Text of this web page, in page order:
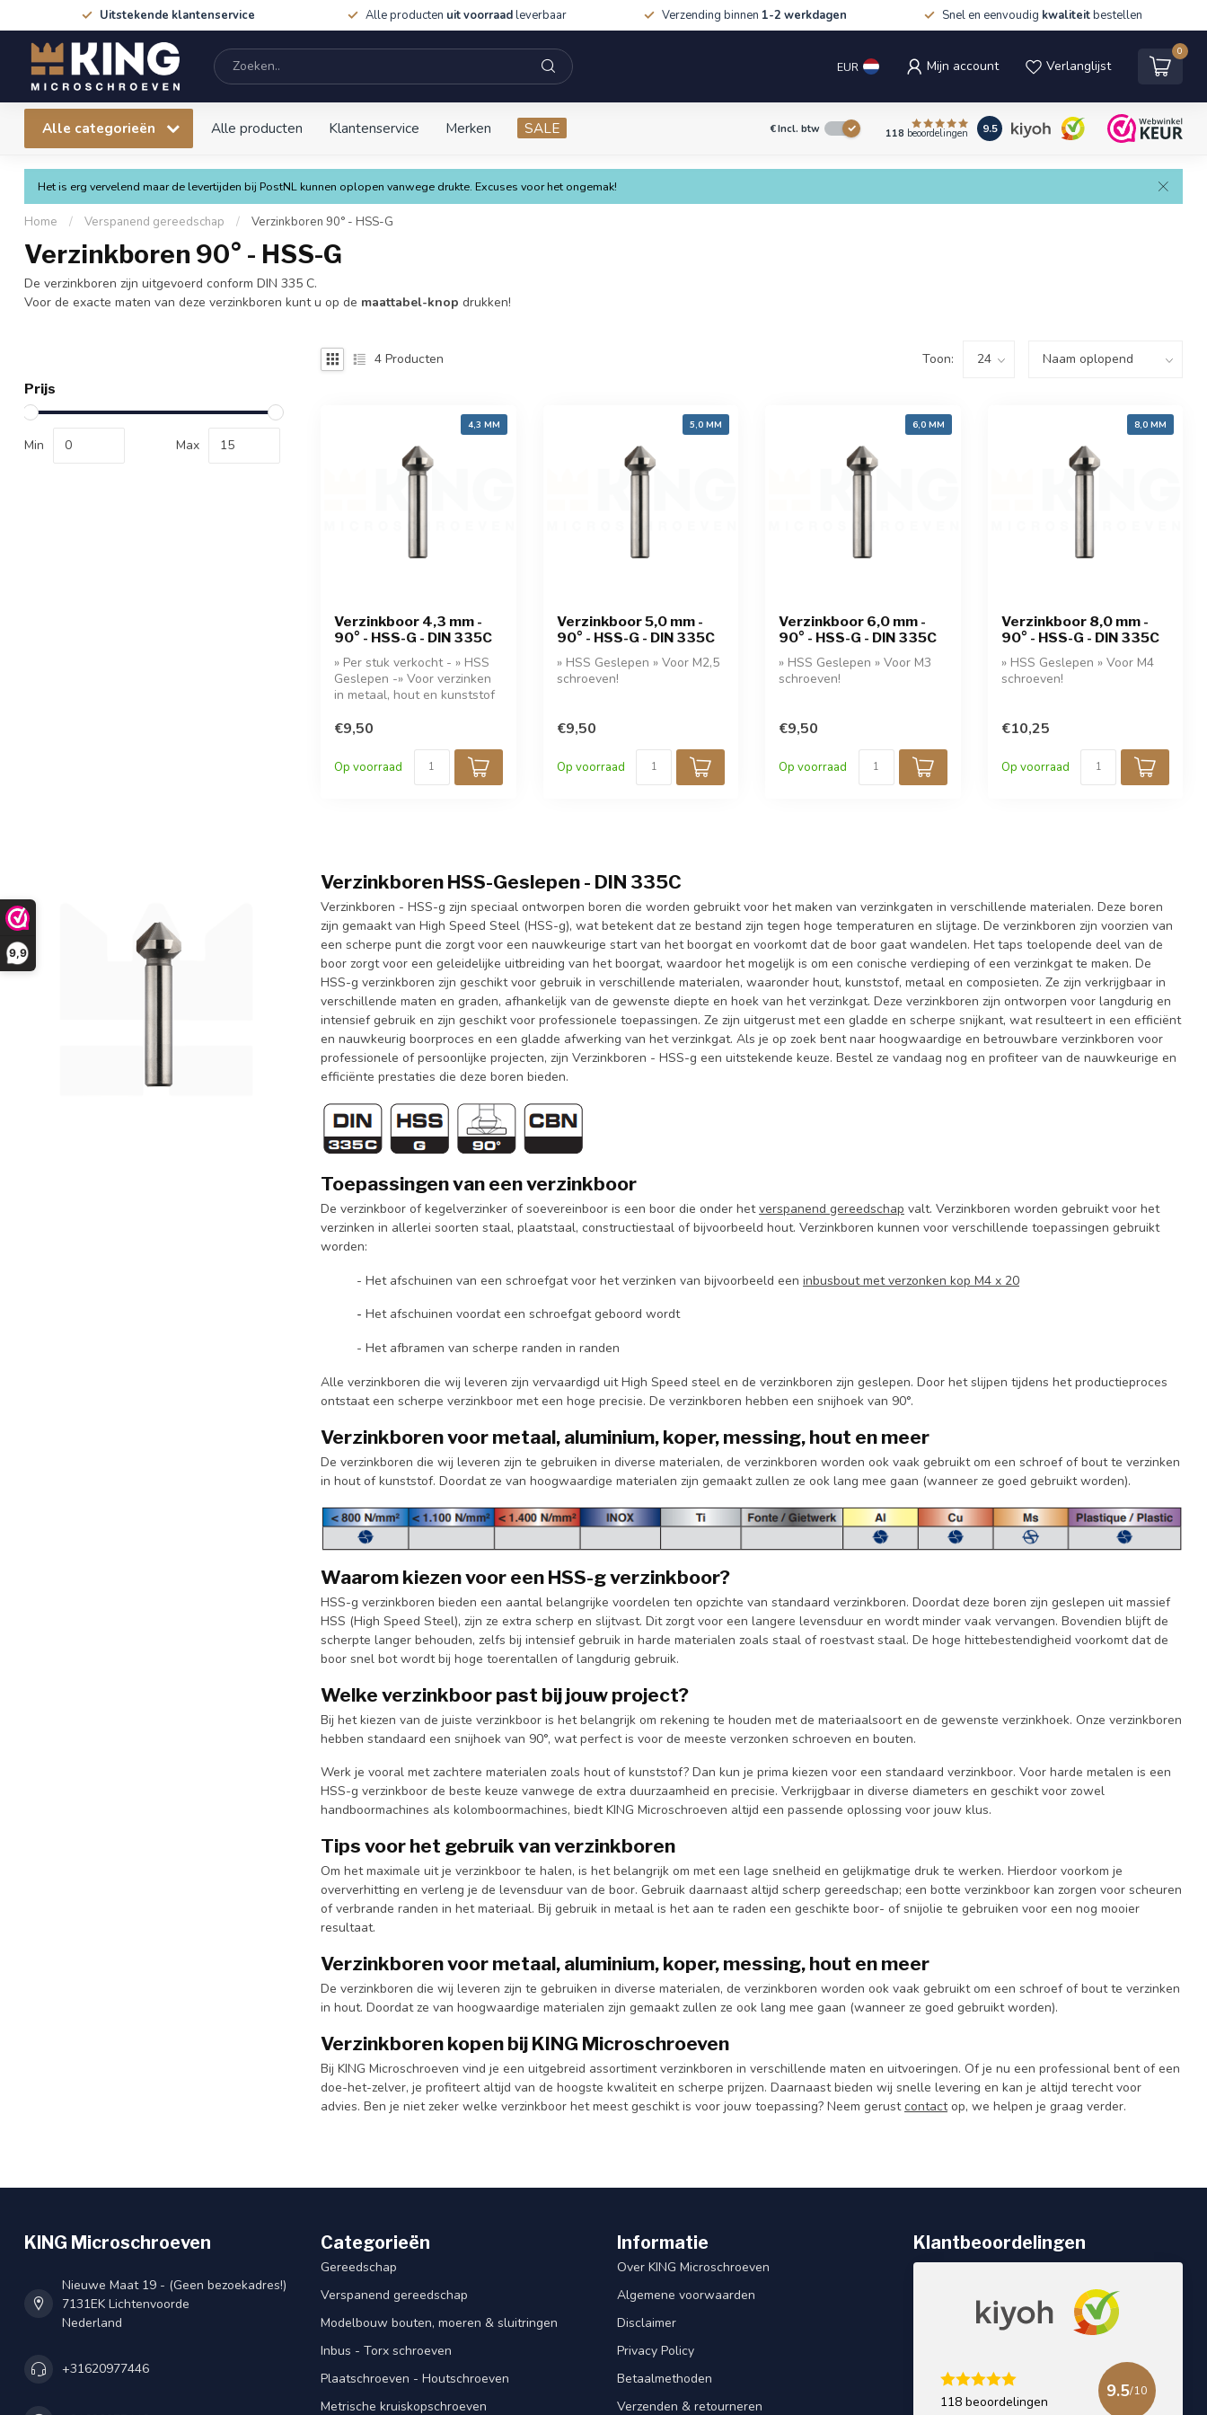
9,9
Uitstekende klantenservice Alle producten uit voorraadleverbaar Verzending binnen 1-2 werkdagen Snel en eenvoudig kwaliteitbestellen
EUR Mijn account Verlanglijst
0
Alle categorieën Alle producten Klantenservice Merken SALE €Incl. btw 118 beoordelingen 9.5
Het is erg vervelend maar de levertijden bij PostNL kunnen oplopen vanwege drukte. Excuses voor het ongemak!
Home / Verspanend gereedschap / Verzinkboren 90° - HSS-G
Verzinkboren 90° - HSS-G
De verzinkboren zijn uitgevoerd conform DIN 335 C.
Voor de exacte maten van deze verzinkboren kunt u op de maattabel-knop drukken!
Prijs
Min Max
4 Producten Toon:
4,3 MM
Verzinkboor 4,3 mm -
90° - HSS-G - DIN 335C
» Per stuk verkocht - » HSS
Geslepen -» Voor verzinken
in metaal, hout en kunststof
€9,50
Op voorraad
5,0 MM
Verzinkboor 5,0 mm -
90° - HSS-G - DIN 335C
» HSS Geslepen » Voor M2,5
schroeven!
€9,50
Op voorraad
6,0 MM
Verzinkboor 6,0 mm -
90° - HSS-G - DIN 335C
» HSS Geslepen » Voor M3
schroeven!
€9,50
Op voorraad
8,0 MM
Verzinkboor 8,0 mm -
90° - HSS-G - DIN 335C
» HSS Geslepen » Voor M4
schroeven!
€10,25
Op voorraad
Verzinkboren HSS-Geslepen - DIN 335C
Verzinkboren - HSS-g zijn speciaal ontworpen boren die worden gebruikt voor het maken van verzinkgaten in verschillende materialen. Deze boren
zijn gemaakt van High Speed Steel (HSS-g), wat betekent dat ze bestand zijn tegen hoge temperaturen en slijtage. De verzinkboren zijn voorzien van
een scherpe punt die zorgt voor een nauwkeurige start van het boorgat en voorkomt dat de boor gaat wandelen. Het taps toelopende deel van de
boor zorgt voor een geleidelijke uitbreiding van het boorgat, waardoor het mogelijk is om een conische verdieping of een verzinkgat te maken. De
HSS-g verzinkboren zijn geschikt voor gebruik in verschillende materialen, waaronder hout, kunststof, metaal en composieten. Ze zijn verkrijgbaar in
verschillende maten en graden, afhankelijk van de gewenste diepte en hoek van het verzinkgat. Deze verzinkboren zijn ontworpen voor langdurig en
intensief gebruik en zijn geschikt voor professionele toepassingen. Ze zijn uitgerust met een gladde en scherpe snijkant, wat resulteert in een efficiënt
en nauwkeurig boorproces en een gladde afwerking van het verzinkgat. Als je op zoek bent naar hoogwaardige en betrouwbare verzinkboren voor
professionele of persoonlijke projecten, zijn Verzinkboren - HSS-g een uitstekende keuze. Bestel ze vandaag nog en profiteer van de nauwkeurige en
efficiënte prestaties die deze boren bieden.
Toepassingen van een verzinkboor
De verzinkboor of kegelverzinker of soevereinboor is een boor die onder hetverspanend gereedschap valt. Verzinkboren worden gebruikt voor het
verzinken in allerlei soorten staal, plaatstaal, constructiestaal of bijvoorbeeld hout. Verzinkboren kunnen voor verschillende toepassingen gebruikt
worden:
- Het afschuinen van een schroefgat voor het verzinken van bijvoorbeeld een inbusbout met verzonken kop M4 x 20
- Het afschuinen voordat een schroefgat geboord wordt
- Het afbramen van scherpe randen in randen
Alle verzinkboren die wij leveren zijn vervaardigd uit High Speed steel en de verzinkboren zijn geslepen. Door het slijpen tijdens het productieproces
ontstaat een scherpe verzinkboor met een hoge precisie. De verzinkboren hebben een snijhoek van 90°.
Verzinkboren voor metaal, aluminium, koper, messing, hout en meer
De verzinkboren die wij leveren zijn te gebruiken in diverse materialen, de verzinkboren worden ook vaak gebruikt om een schroef of bout te verzinken
in hout of kunststof. Doordat ze van hoogwaardige materialen zijn gemaakt zullen ze ook lang mee gaan (wanneer ze goed gebruikt worden).
Waarom kiezen voor een HSS-g verzinkboor?
HSS-g verzinkboren bieden een aantal belangrijke voordelen ten opzichte van standaard verzinkboren. Doordat deze boren zijn geslepen uit massief
HSS (High Speed Steel), zijn ze extra scherp en slijtvast. Dit zorgt voor een langere levensduur en wordt minder vaak vervangen. Bovendien blijft de
scherpte langer behouden, zelfs bij intensief gebruik in harde materialen zoals staal of roestvast staal. De hoge hittebestendigheid voorkomt dat de
boor snel bot wordt bij hoge toerentallen of langdurig gebruik.
Welke verzinkboor past bij jouw project?
Bij het kiezen van de juiste verzinkboor is het belangrijk om rekening te houden met de materiaalsoort en de gewenste verzinkhoek. Onze verzinkboren
hebben standaard een snijhoek van 90°, wat perfect is voor de meeste verzonken schroeven en bouten.
Werk je vooral met zachtere materialen zoals hout of kunststof? Dan kun je prima kiezen voor een standaard verzinkboor. Voor harde metalen is een
HSS-g verzinkboor de beste keuze vanwege de extra duurzaamheid en precisie. Verkrijgbaar in diverse diameters en geschikt voor zowel
handboormachines als kolomboormachines, biedt KING Microschroeven altijd een passende oplossing voor jouw klus.
Tips voor het gebruik van verzinkboren
Om het maximale uit je verzinkboor te halen, is het belangrijk om met een lage snelheid en gelijkmatige druk te werken. Hierdoor voorkom je
oververhitting en verleng je de levensduur van de boor. Gebruik daarnaast altijd scherp gereedschap; een botte verzinkboor kan zorgen voor scheuren
of verbrande randen in het materiaal. Bij gebruik in metaal is het aan te raden een geschikte boor- of snijolie te gebruiken voor een nog mooier
resultaat.
Verzinkboren voor metaal, aluminium, koper, messing, hout en meer
De verzinkboren die wij leveren zijn te gebruiken in diverse materialen, de verzinkboren worden ook vaak gebruikt om een schroef of bout te verzinken
in hout. Doordat ze van hoogwaardige materialen zijn gemaakt zullen ze ook lang mee gaan (wanneer ze goed gebruikt worden).
Verzinkboren kopen bij KING Microschroeven
Bij KING Microschroeven vind je een uitgebreid assortiment verzinkboren in verschillende maten en uitvoeringen. Of je nu een professional bent of een
doe-het-zelver, je profiteert altijd van de hoogste kwaliteit en scherpe prijzen. Daarnaast bieden wij snelle levering en kan je altijd terecht voor
advies. Ben je niet zeker welke verzinkboor het meest geschikt is voor jouw toepassing? Neem gerustcontactop, we helpen je graag verder.
KING Microschroeven
Nieuwe Maat 19 - (Geen bezoekadres!)
7131EK Lichtenvoorde
Nederland
+31620977446
Categorieën
Gereedschap
Verspanend gereedschap
Modelbouw bouten, moeren & sluitringen
Inbus - Torx schroeven
Plaatschroeven - Houtschroeven
Metrische kruiskopschroeven
Informatie
Over KING Microschroeven
Algemene voorwaarden
Disclaimer
Privacy Policy
Betaalmethoden
Verzenden & retourneren
Klantbeoordelingen
118 beoordelingen
9.5/10